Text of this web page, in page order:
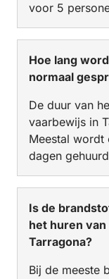
voor 5
Hoe lang
normaal
De duur van
vaarbewijs in
Meestal wordt
dagen
Is de
het huren
Tarragona?
Bij de meeste